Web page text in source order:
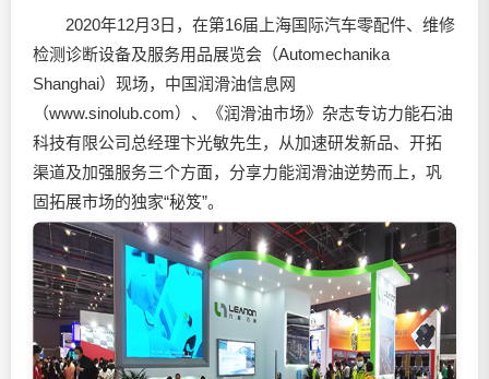
2020年12月3日，在第16届上海国际汽车零配件、维修
检测诊断设备及服务用品展览会（Automechanika
Shanghai）现场，中国润滑油信息网
（www.sinolub.com）、《润滑油市场》杂志专访力能石油
科技有限公司总经理卞光敏先生，从加速研发新品、开拓
渠道及加强服务三个方面，分享力能润滑油逆势而上，巩
固拓展市场的独家“秘笈”。